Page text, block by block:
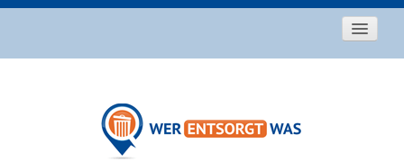
Entsorgungstipps